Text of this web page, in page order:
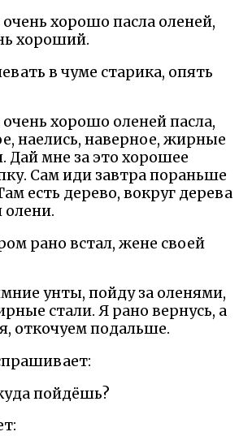
хорошо пасла оленей,
хороший.
в чуме старика, опять
хорошо оленей пасла,
наелись, наверное, жирные
Дай мне за это хорошее
Сам иди завтра пораньше
есть дерево, вокруг дерева
олени.
рано встал, жене своей
унты, пойду за оленями,
стали. Я рано вернусь, а
откочуем подальше.
пойдёшь?